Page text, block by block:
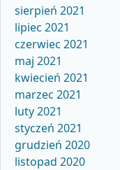
sierpień 2021
lipiec 2021
czerwiec 2021
maj 2021
kwiecień 2021
marzec 2021
luty 2021
styczeń 2021
grudzień 2020
listopad 2020